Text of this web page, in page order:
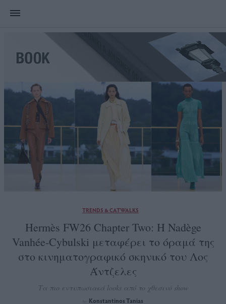
TRENDS & CATWALKS
Hermès FW26 Chapter Two: Η Nadège
Vanhée-Cybulski μεταφέρει το όραμά της
στο κινηματογραφικό σκηνικό του Λος
Άντζελες
Τα πιο εντυπωσιακά looks από το χθεσινό show
Konstantinos Tanias